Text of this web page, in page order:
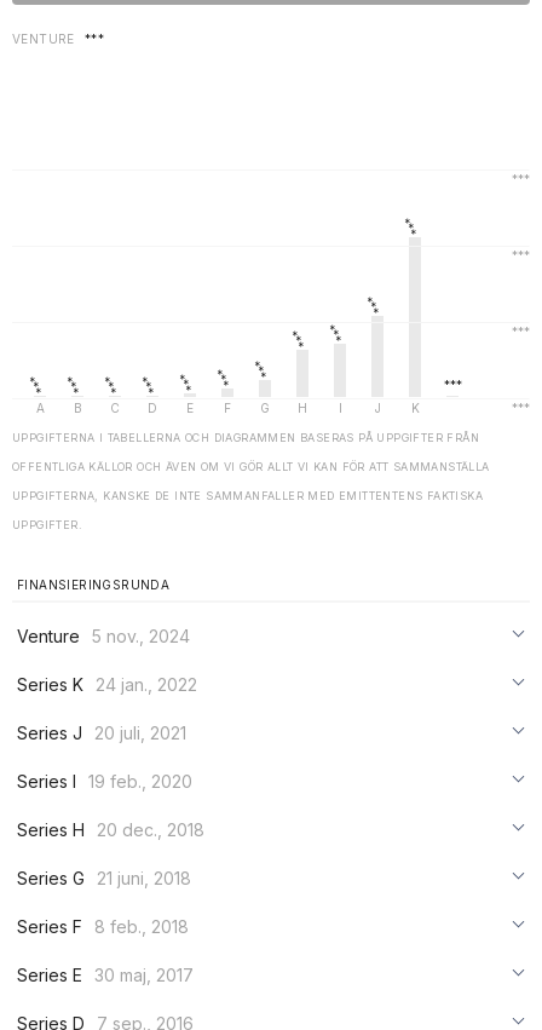
VENTURE ***
UPPGIFTERNA I TABELLERNA OCH DIAGRAMMEN BASERAS PÅ UPPGIFTER FRÅN
OFFENTLIGA KÄLLOR OCH ÄVEN OM VI GÖR ALLT VI KAN FÖR ATT SAMMANSTÄLLA
UPPGIFTERNA, KANSKE DE INTE SAMMANFALLER MED EMITTENTENS FAKTISKA
UPPGIFTER.
FINANSIERINGSRUNDA
Venture
5 nov., 2024
***
Series K
24 jan., 2022
***
Series J
20 juli, 2021
***
Series I
19 feb., 2020
***
Series H
20 dec., 2018
***
Series G
21 juni, 2018
***
Series F
8 feb., 2018
***
Series E
30 maj, 2017
***
Series D 7 sep., 2016